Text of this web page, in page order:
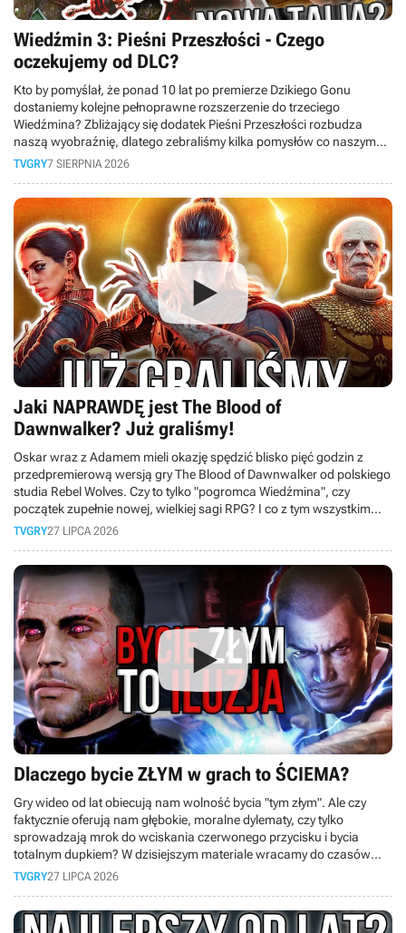
Wiedźmin 3: Pieśni Przeszłości - Czego
oczekujemy od DLC?
Kto by pomyślał, że ponad 10 lat po premierze Dzikiego Gonu
dostaniemy kolejne pełnoprawne rozszerzenie do trzeciego
Wiedźmina? Zbliżający się dodatek Pieśni Przeszłości rozbudza
naszą wyobraźnię, dlatego zebraliśmy kilka pomysłów co naszym
zdaniem mogłoby się pojawić w nadchodzącym rozszerzeniu
TVGRY7 SIERPNIA 2026
Jaki NAPRAWDĘ jest The Blood of
Dawnwalker? Już graliśmy!
Oskar wraz z Adamem mieli okazję spędzić blisko pięć godzin z
przedpremierową wersją gry The Blood of Dawnwalker od polskiego
studia Rebel Wolves. Czy to tylko "pogromca Wiedźmina", czy
początek zupełnie nowej, wielkiej sagi RPG? I co z tym wszystkim
wspólnego ma Bezimienny z Gothica? Odpowiedź poznacie w tym
TVGRY27 LIPCA 2026
Dlaczego bycie ZŁYM w grach to ŚCIEMA?
Gry wideo od lat obiecują nam wolność bycia "tym złym". Ale czy
faktycznie oferują nam głębokie, moralne dylematy, czy tylko
sprowadzają mrok do wciskania czerwonego przycisku i bycia
totalnym dupkiem? W dzisiejszym materiale wracamy do czasów
PS3 i bierzemy pod lupę słynny system karmy z kultowej serii
TVGRY27 LIPCA 2026